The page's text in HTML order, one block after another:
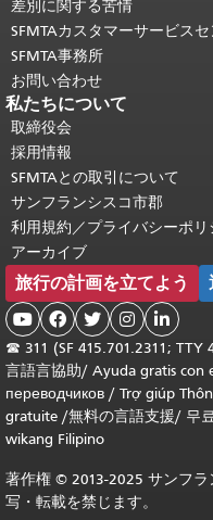
差別に関する苦情
SFMTAカスタマーサービス
SFMTA事務所
お問い合わせ
私たちについて
取締役会
採用情報
SFMTAとの取引について
サンフランシスコ市郡
利用規約／プライバシーポリ
アーカイブ
旅行の計画を立てよう
    
☎ 311 (SF 415.701.2311;
言語言協助/ Ayuda gratis con
переводчиков / Trợ giúp
gratuite /無料の言語支援/ 무
wikang Filipino
著作権 © 2013-2025 サンフラ
写・転載を禁じます。